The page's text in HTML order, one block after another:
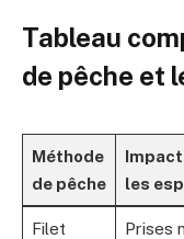
Tableau
de pêche et
Méthode
de pêche
les
Filet
Prises